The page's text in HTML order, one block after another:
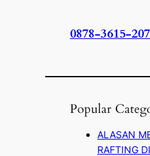
0878-3615-
Popular
ALASAN
RAFTING